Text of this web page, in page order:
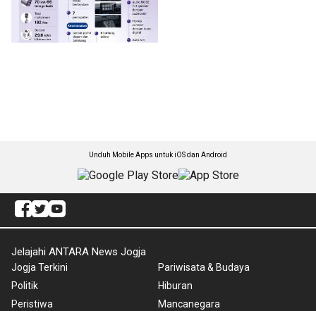
Unduh Mobile Apps untuk iOS dan Android
Jelajahi ANTARA News Jogja
Jogja Terkini
Politik
Peristiwa
Pariwisata & Budaya
Hiburan
Mancanegara